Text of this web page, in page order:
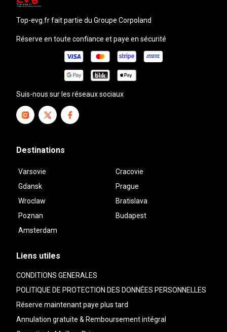
top-evg.frfait partie du Groupe Corpoland
Réserve en toute confiance et paye en sécurité
Suis-nous sur les réseaux sociaux
Destinations
Varsovie
Cracovie
Gdansk
Prague
Wroclaw
Bratislava
Poznan
Budapest
Amsterdam
Liens utiles
CONDITIONS GENERALES
POLITIQUE DE PROTECTION DES DONNÉES PERSONNELLES
Réserve maintenant paye plus tard
Annulation gratuite & Remboursement intégral